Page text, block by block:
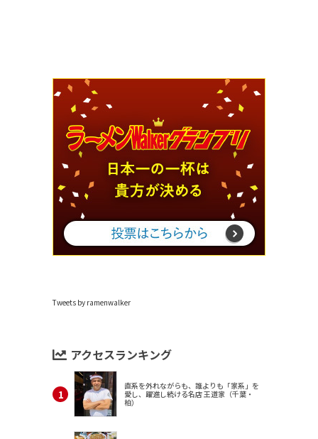
Tweets by ramenwalker
アクセスランキング
直系を外れながらも、誰よりも「家系」を
愛し、躍進し続ける名店 王道家（千葉・
柏）